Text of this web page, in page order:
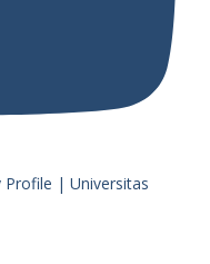
Profile | Universitas